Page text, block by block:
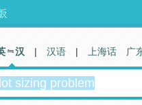
汉 | 汉语 | 上海话 广